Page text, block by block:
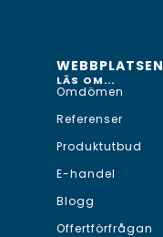
WEBBPLATSEN
LÄS OM...
Omdömen
Referenser
Produktutbud
E-handel
Blogg
Offertförfrågan